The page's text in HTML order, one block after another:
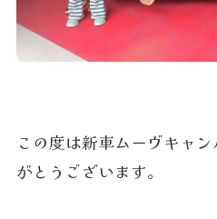
この度は新車ムーヴキャ
がとうございます。